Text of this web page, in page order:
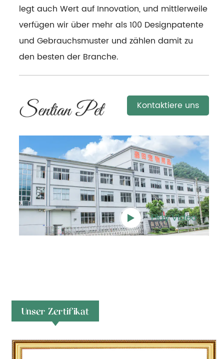
legt auch Wert auf Innovation, und mittlerweile
verfügen wir über mehr als 100 Designpatente
und Gebrauchsmuster und zählen damit zu
den besten der Branche.
Kontaktiere uns
Play Video
Unser Zertifikat